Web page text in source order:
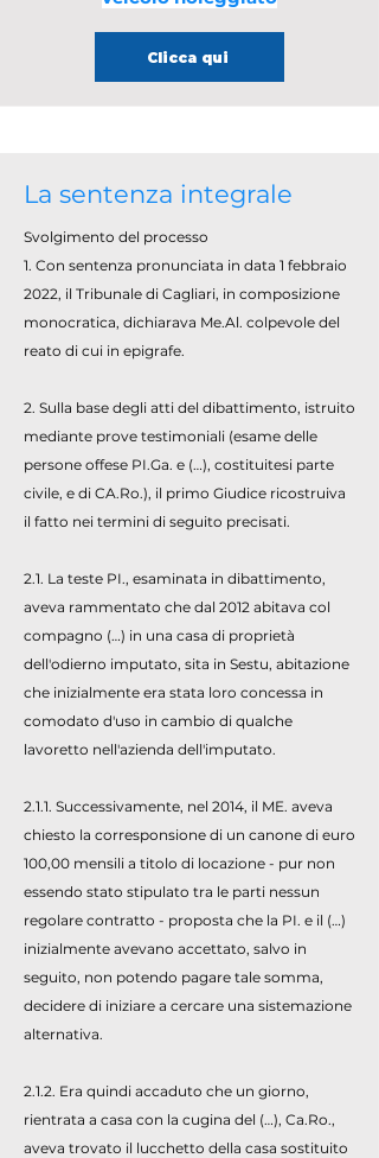
Clicca qui
La sentenza integrale
Svolgimento del processo
1. Con sentenza pronunciata in data 1 febbraio
2022, il Tribunale di Cagliari, in composizione
monocratica, dichiarava Me.Al. colpevole del
reato di cui in epigrafe.
2. Sulla base degli atti del dibattimento, istruito
mediante prove testimoniali (esame delle
persone offese PI.Ga. e (…), costituitesi parte
civile, e di CA.Ro.), il primo Giudice ricostruiva
il fatto nei termini di seguito precisati.
2.1. La teste PI., esaminata in dibattimento,
aveva rammentato che dal 2012 abitava col
compagno (…) in una casa di proprietà
dell'odierno imputato, sita in Sestu, abitazione
che inizialmente era stata loro concessa in
comodato d'uso in cambio di qualche
lavoretto nell'azienda dell'imputato.
2.1.1. Successivamente, nel 2014, il ME. aveva
chiesto la corresponsione di un canone di euro
100,00 mensili a titolo di locazione - pur non
essendo stato stipulato tra le parti nessun
regolare contratto - proposta che la PI. e il (…)
inizialmente avevano accettato, salvo in
seguito, non potendo pagare tale somma,
decidere di iniziare a cercare una sistemazione
alternativa.
2.1.2. Era quindi accaduto che un giorno,
rientrata a casa con la cugina del (…), Ca.Ro.,
aveva trovato il lucchetto della casa sostituito